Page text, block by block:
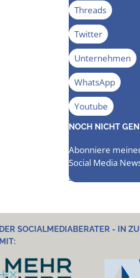
Threads
Twitter
Unternehmen
WhatsApp
Youtube
NOCH NICHT
Abonniere
Social Media
Newsletter
DER SOCIALMEDIABERATER - IN
MIT: